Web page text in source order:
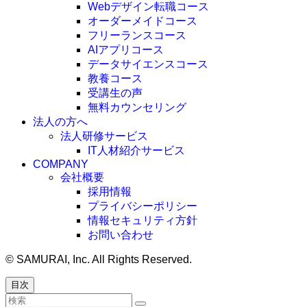
Webデザイン転職コース
オーダーメイドコース
フリーランスコース
AIアプリコース
データサイエンスコース
教養コース
受講生の声
無料カウンセリング
法人の方へ
法人研修サービス
IT人材紹介サービス
COMPANY
会社概要
採用情報
プライバシーポリシー
情報セキュリティ方針
お問い合わせ
© SAMURAI, Inc. All Rights Reserved.
目次